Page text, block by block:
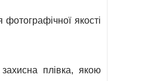
якості
плівка, якою